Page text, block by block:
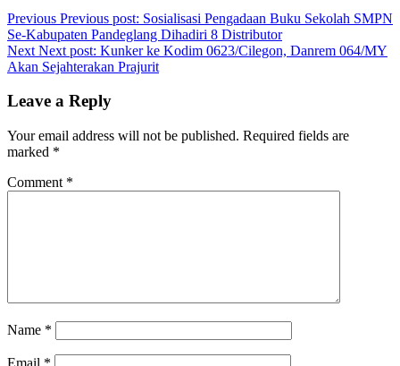
Previous Previous post: Sosialisasi Pengadaan Buku Sekolah SMPN
Se-Kabupaten Pandeglang Dihadiri 8 Distributor
Next Next post: Kunker ke Kodim 0623/Cilegon, Danrem 064/MY
Akan Sejahterakan Prajurit
Leave a Reply
Your email address will not be published. Required fields are
marked *
Comment *
Name *
Email *